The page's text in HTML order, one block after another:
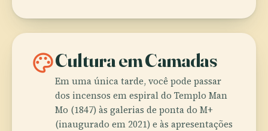
paletteCultura em Camadas
Em uma única tarde, você pode passar
dos incensos em espiral do Templo Man
Mo (1847) às galerias de ponta do M+
(inaugurado em 2021) e às apresentações